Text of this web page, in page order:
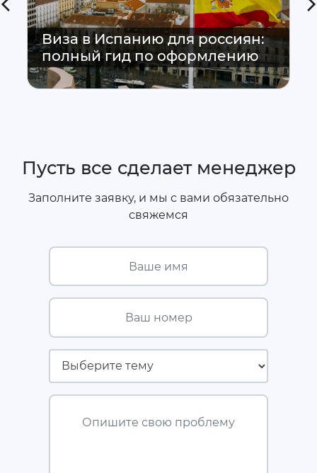
Виза в Испанию для россиян:
полный гид по оформлению
Пусть все сделает менеджер
Заполните заявку, и мы с вами обязательно
свяжемся
Ваше имя
Ваш номер
Опишите свою проблему